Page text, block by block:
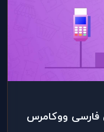
فارسی ووکامرس